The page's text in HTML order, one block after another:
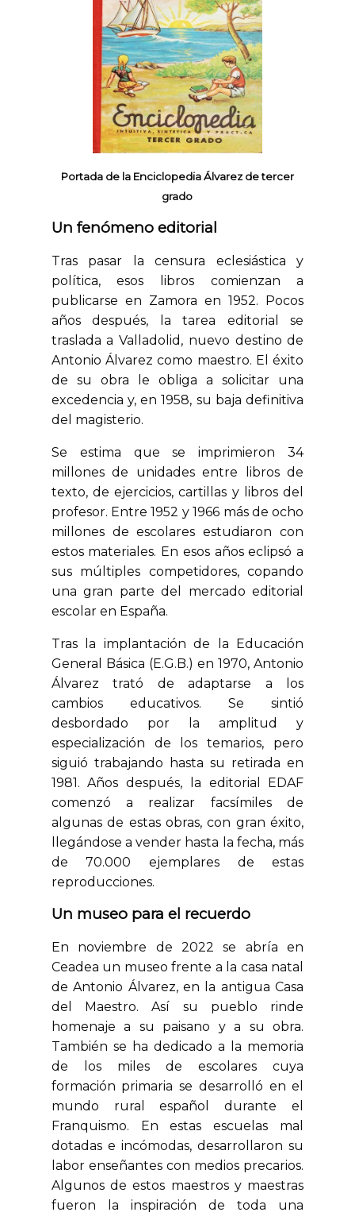
Portada de la Enciclopedia Álvarez de tercer
grado
Un fenómeno editorial
Tras pasar la censura eclesiástica y
política, esos libros comienzan a
publicarse en Zamora en 1952. Pocos
años después, la tarea editorial se
traslada a Valladolid, nuevo destino de
Antonio Álvarez como maestro. El éxito
de su obra le obliga a solicitar una
excedencia y, en 1958, su baja definitiva
del magisterio.
Se estima que se imprimieron 34
millones de unidades entre libros de
texto, de ejercicios, cartillas y libros del
profesor. Entre 1952 y 1966 más de ocho
millones de escolares estudiaron con
estos materiales. En esos años eclipsó a
sus múltiples competidores, copando
una gran parte del mercado editorial
escolar en España.
Tras la implantación de la Educación
General Básica (E.G.B.) en 1970, Antonio
Álvarez trató de adaptarse a los
cambios educativos. Se sintió
desbordado por la amplitud y
especialización de los temarios, pero
siguió trabajando hasta su retirada en
1981. Años después, la editorial EDAF
comenzó a realizar facsímiles de
algunas de estas obras, con gran éxito,
llegándose a vender hasta la fecha, más
de 70.000 ejemplares de estas
reproducciones.
Un museo para el recuerdo
En noviembre de 2022 se abría en
Ceadea un museo frente a la casa natal
de Antonio Álvarez, en la antigua Casa
del Maestro. Así su pueblo rinde
homenaje a su paisano y a su obra.
También se ha dedicado a la memoria
de los miles de escolares cuya
formación primaria se desarrolló en el
mundo rural español durante el
Franquismo. En estas escuelas mal
dotadas e incómodas, desarrollaron su
labor enseñantes con medios precarios.
Algunos de estos maestros y maestras
fueron la inspiración de toda una